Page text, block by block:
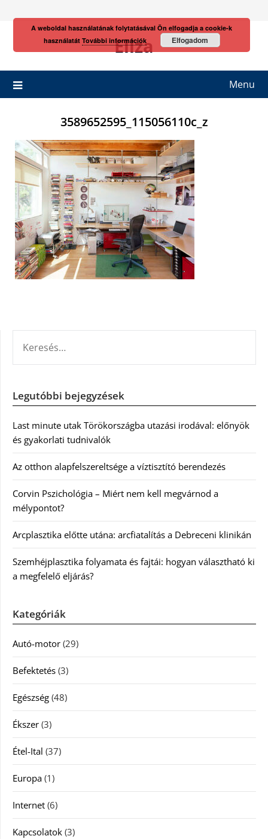
Eliza
Menu
3589652595_115056110c_z
Legutóbbi bejegyzések
Last minute utak Törökországba utazási irodával: előnyök
és gyakorlati tudnivalók
Az otthon alapfelszereltsége a víztisztító berendezés
Corvin Pszichológia – Miért nem kell megvárnod a
mélypontot?
Arcplasztika előtte utána: arcfiatalítás a Debreceni klinikán
Szemhéjplasztika folyamata és fajtái: hogyan választható ki
a megfelelő eljárás?
Kategóriák
Autó-motor (29)
Befektetés (3)
Egészség (48)
Ékszer (3)
Étel-Ital (37)
Europa (1)
Internet (6)
Kapcsolatok (3)
A weboldal használatának folytatásával Ön elfogadja a cookie-k
használatát További információk Elfogadom